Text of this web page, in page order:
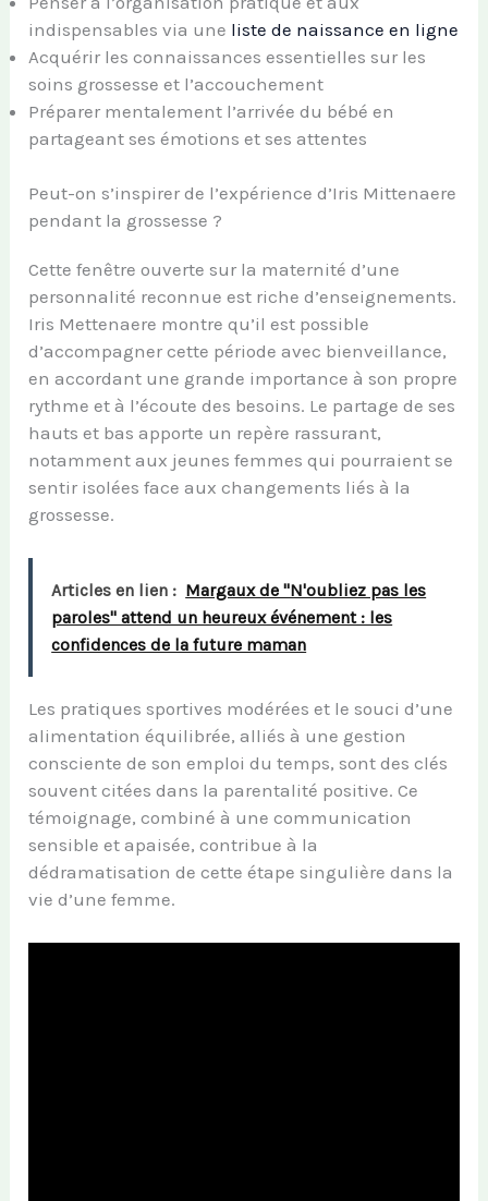
indispensables via une liste de naissance en ligne
Acquérir les connaissances essentielles sur les
soins grossesse et l’accouchement
Préparer mentalement l’arrivée du bébé en
partageant ses émotions et ses attentes
Peut-on s’inspirer de l’expérience d’Iris Mittenaere
pendant la grossesse ?
Cette fenêtre ouverte sur la maternité d’une
personnalité reconnue est riche d’enseignements.
Iris Mettenaere montre qu’il est possible
d’accompagner cette période avec bienveillance,
en accordant une grande importance à son propre
rythme et à l’écoute des besoins. Le partage de ses
hauts et bas apporte un repère rassurant,
notamment aux jeunes femmes qui pourraient se
sentir isolées face aux changements liés à la
grossesse.
Articles en lien : Margaux de "N'oubliez pas les
paroles" attend un heureux événement : les
confidences de la future maman
Les pratiques sportives modérées et le souci d’une
alimentation équilibrée, alliés à une gestion
consciente de son emploi du temps, sont des clés
souvent citées dans la parentalité positive. Ce
témoignage, combiné à une communication
sensible et apaisée, contribue à la
dédramatisation de cette étape singulière dans la
vie d’une femme.